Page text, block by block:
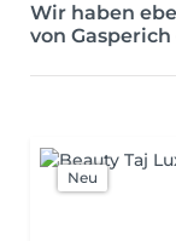
Wir haben
von
Neu